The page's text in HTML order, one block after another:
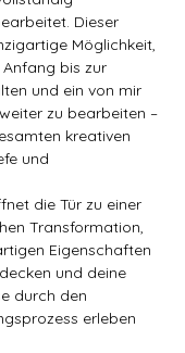
Dieser
Möglichkeit,
bis zur
und ein von mir
zu bearbeiten –
kreativen
und
die Tür zu einer
Transformation,
Eigenschaften
und deine
durch den
erleben